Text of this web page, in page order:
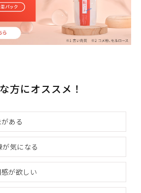
方にオススメ！
ある
が気になる
が欲しい